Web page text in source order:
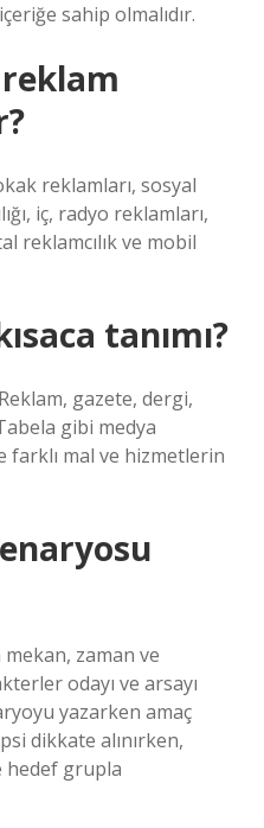
sahip olmalıdır.
reklamları, sosyal
iç, radyo reklamları,
reklamcılık ve mobil
tanımı?
gazete, dergi,
gibi medya
farklı mal ve hizmetlerin
zaman ve
odayı ve arsayı
yazarken amaç
dikkate alınırken,
hedef grupla